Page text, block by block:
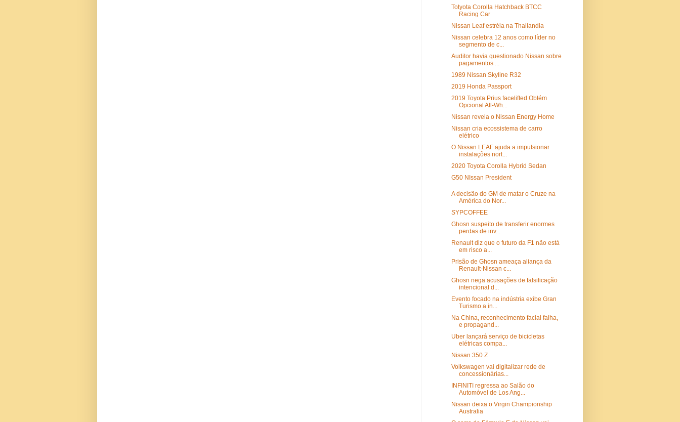
Totyota Corolla Hatchback BTCC
Racing Car
Nissan Leaf estréia na Thailandia
Nissan celebra 12 anos como líder no
segmento de c...
Auditor havia questionado Nissan sobre
pagamentos ...
1989 Nissan Skyline R32
2019 Honda Passport
2019 Toyota Prius facelifted Obtém
Opcional All-Wh...
Nissan revela o Nissan Energy Home
Nissan cria ecossistema de carro
elétrico
O Nissan LEAF ajuda a impulsionar
instalações nort...
2020 Toyota Corolla Hybrid Sedan
G50 NIssan President
A decisão do GM de matar o Cruze na
América do Nor...
SYPCOFFEE
Ghosn suspeito de transferir enormes
perdas de inv...
Renault diz que o futuro da F1 não está
em risco a...
Prisão de Ghosn ameaça aliança da
Renault-Nissan c...
Ghosn nega acusações de falsificação
intencional d...
Evento focado na indústria exibe Gran
Turismo a in...
Na China, reconhecimento facial falha,
e propagand...
Uber lançará serviço de bicicletas
elétricas compa...
Nissan 350 Z
Volkswagen vai digitalizar rede de
concessionárias...
INFINITI regressa ao Salão do
Automóvel de Los Ang...
Nissan deixa o Virgin Championship
Australia